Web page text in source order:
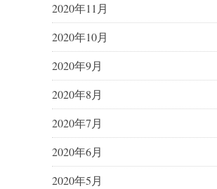
2020年11月
2020年10月
2020年9月
2020年8月
2020年7月
2020年6月
2020年5月